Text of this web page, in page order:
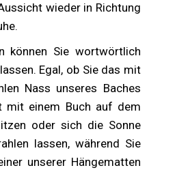
wieder in Richtung
können Sie wortwörtlich
Egal, ob Sie das mit
Nass unseres Baches
mit einem Buch auf dem
oder sich die Sonne
lassen, während Sie
unserer Hängematten